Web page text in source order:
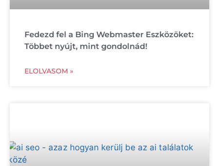
Fedezd fel a Bing Webmaster Eszközöket:
Többet nyújt, mint gondolnád!
ELOLVASOM »